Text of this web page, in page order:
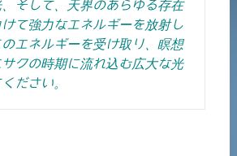
、そして、天界のあらゆる存在
て強力なエネルギーを放射し
のエネルギーを受け取り、瞑想
クの時期に流れ込む広大な光
ださい。